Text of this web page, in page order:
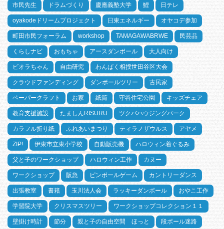
市民先生 ドラムづくり 慶應義塾大学 鯉 日テレ
oyakodeドリームプロジェクト 日東エネルギー オヤコデ参加
町田市民フォーラム workshop TAMAGAWABRWE 民芸品
くらしナビ おもちゃ アースダンボール 大人向け
ビオラちゃん 自由研究 わんぱく相撲世田谷区大会
クラウドファンディング ダンボールツリー 古民家
ペーパークラフト お家 紙筒 守谷住宅公園 キッズチェア
教育支援施設 たましんRISURU ツクバハウジングパーク
カラフル折り紙 ふれあいまつり ティラノザウルス アヤメ
ZIP! 伊東市立東小学校 自動販売機 ハロウィン着ぐるみ
父と子のワークショップ ハロウィン工作 カヌー
ワークショップ 阪急 ピンボールゲーム カントリーダンス
出張教室 書籍 玉川法人会 ラッキーダンボール おやこ工作
学習院大学 クリスマスツリー ワークショップコレクション１１
壁掛け時計 節分 親と子の自由空間 ほっと 段ボール迷路